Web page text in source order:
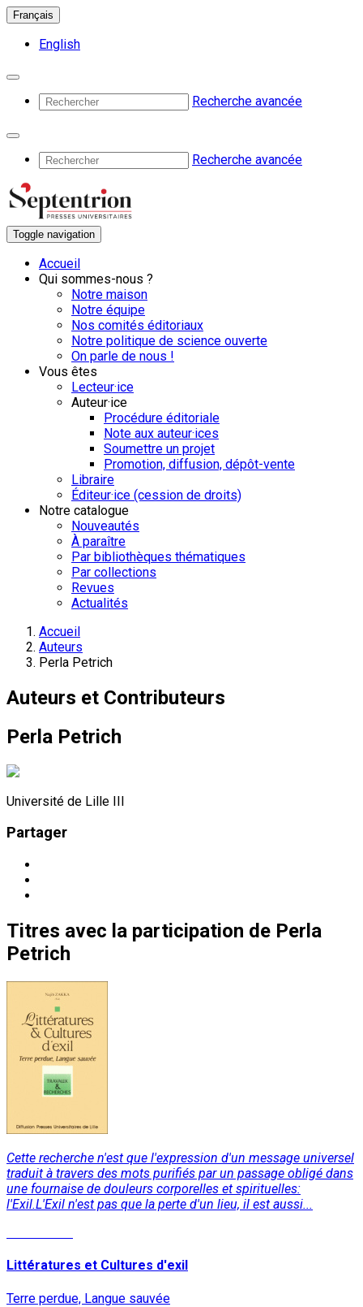
Français
English
Recherche avancée
Recherche avancée
Toggle navigation
Accueil
Qui sommes-nous ?
Notre maison
Notre équipe
Nos comités éditoriaux
Notre politique de science ouverte
On parle de nous !
Vous êtes
Lecteur·ice
Auteur·ice
Procédure éditoriale
Note aux auteur·ices
Soumettre un projet
Promotion, diffusion, dépôt-vente
Libraire
Éditeur·ice (cession de droits)
Notre catalogue
Nouveautés
À paraître
Par bibliothèques thématiques
Par collections
Revues
Actualités
Accueil
Auteurs
Perla Petrich
Auteurs et Contributeurs
Perla Petrich
Université de Lille III
Partager
Titres avec la participation de Perla
Petrich
Cette recherche n'est que l'expression d'un message universel
traduit à travers des mots purifiés par un passage obligé dans
une fournaise de douleurs corporelles et spirituelles:
l'Exil.L'Exil n'est pas que la perte d'un lieu, il est aussi...
Littératures et Cultures d'exil
Terre perdue, Langue sauvée